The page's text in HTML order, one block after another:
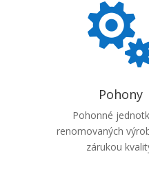
Pohony
Pohonné
renomovaných
zárukou